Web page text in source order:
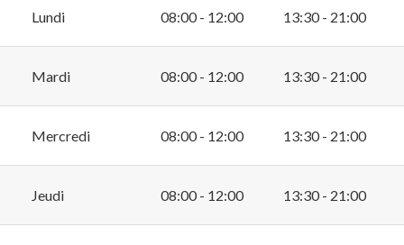
Lundi 08:00 - 12:00 13:30 - 21:00
Mardi 08:00 - 12:00 13:30 - 21:00
Mercredi 08:00 - 12:00 13:30 - 21:00
Jeudi 08:00 - 12:00 13:30 - 21:00